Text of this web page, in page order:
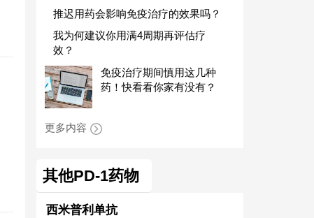
推迟用药会影响免疫治疗的效果吗？
我为何建议你用满4周期再评估疗
效？
免疫治疗期间慎用这几种
药！快看看你家有没有？
更多内容
其他PD-1药物
西米普利单抗